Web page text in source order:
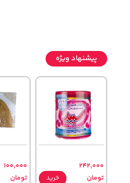
پیشنهاد ویژه
242,000
تومان
خرید
100,000
تومان